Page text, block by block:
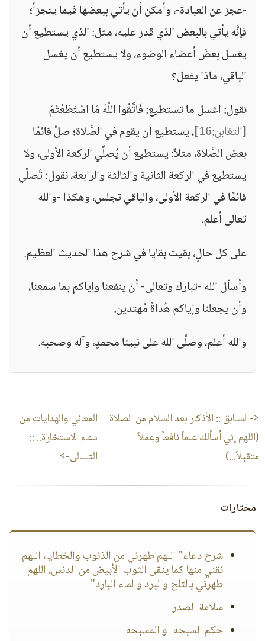
-عجز عن العبادة-، وأمكن أن يأتي ببعضها فيما يتجزأ؛
فإنَّه يأتي بالبعض الذي قدر عليه، مثل: الذي يستطيع أن
يغسل بعضَ أعضاء الوضوء، ولا يستطيع أن يغسل
الباقي، ماذا يفعل؟
نقول: اغسل ما تستطيع: فَاتَّقُوا اللَّهَ مَا اسْتَطَعْتُمْ
[التغابن:16]
، يستطيع أن يقوم في الصَّلاة؛ صلِّ قائمًا
بعض الصَّلاة، مثلاً: يستطيع أن يُصلِّي الركعة الأولى، ولا
يستطيع في الركعة الثانية والثالثة والرابعة، نقول: تُصلِّي
قائمًا في الركعة الأولى، والباقي تجلس، وهكذا -والله
تعالى أعلم.
على كل حالٍ، بقيت بقايا في شرح هذا الحديث العظيم.
وأسأل الله -تبارك وتعالى- أن ينفعنا وإياكم بما سمعنا،
وأن يجعلنا وإياكم هُداةً مُهتدين.
والله أعلم، وصلَّى الله على نبينا محمدٍ، وآله وصحبه.
<-السـابق ::الأذكار بعد السلام من الصلاة
(اللهم إني أسألك علماً نافعاً وعملاً
متقبلاً...)
المعاني والهدايات من
دعاء الاستخارة.. ::
التـــالى->
مختارات
شرح دعاء" اللهم طهرني من الذنوب والخطايا، اللهم
نقني منها كما ينقى الثوب الأبيض من الدنس، اللهم
طهرني بالثلج والبرد والماء البارد"
سلامة الصدر
حكم السبحه او المسبحه